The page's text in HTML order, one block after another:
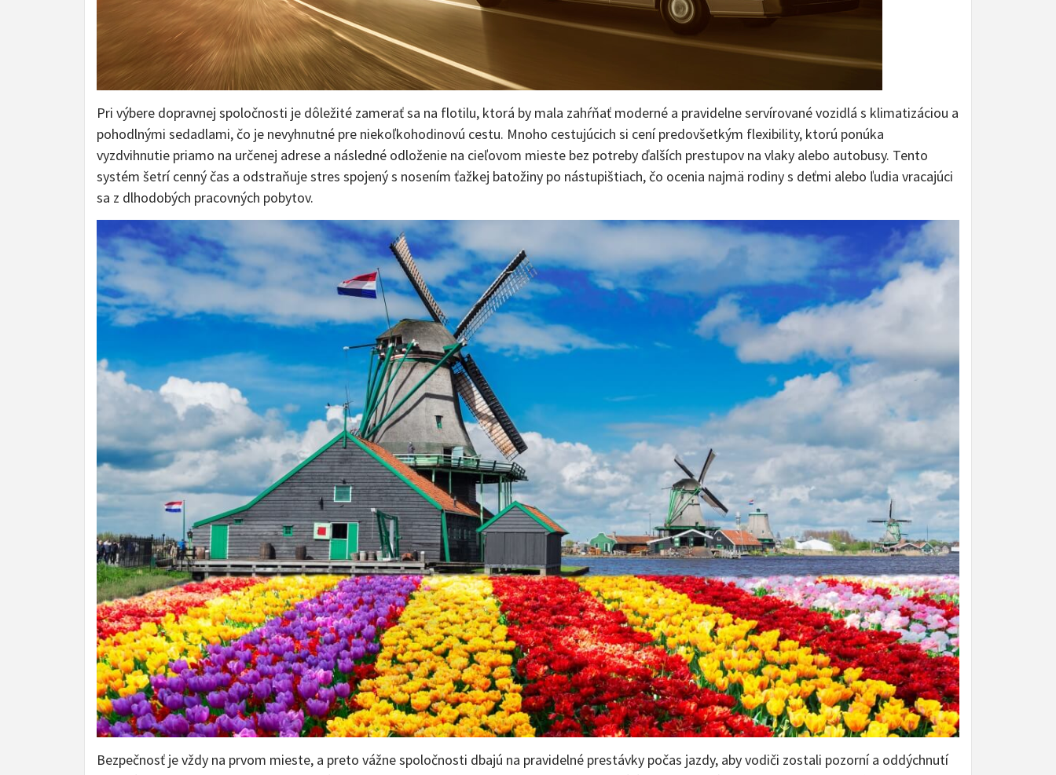
Pri výbere dopravnej spoločnosti je dôležité zamerať sa na flotilu, ktorá by mala zahŕňať moderné a pravidelne servírované vozidlá s klimatizáciou a
pohodlnými sedadlami, čo je nevyhnutné pre niekoľkohodinovú cestu. Mnoho cestujúcich si cení predovšetkým flexibility, ktorú ponúka
vyzdvihnutie priamo na určenej adrese a následné odloženie na cieľovom mieste bez potreby ďalších prestupov na vlaky alebo autobusy. Tento
systém šetrí cenný čas a odstraňuje stres spojený s nosením ťažkej batožiny po nástupištiach, čo ocenia najmä rodiny s deťmi alebo ľudia vracajúci
sa z dlhodobých pracovných pobytov.
Bezpečnosť je vždy na prvom mieste, a preto vážne spoločnosti dbajú na pravidelné prestávky počas jazdy, aby vodiči zostali pozorní a oddýchnutí